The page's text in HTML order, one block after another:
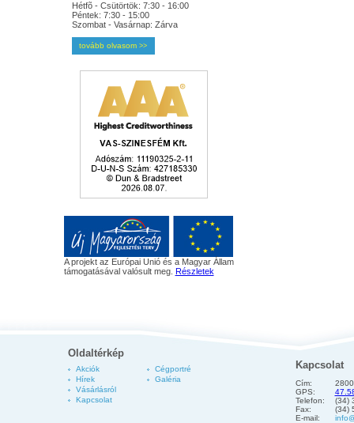
Hétfõ - Csütörtök: 7:30 - 16:00
Péntek: 7:30 - 15:00
Szombat - Vasárnap: Zárva
tovább olvasom >>
A projekt az Európai Unió és a Magyar Állam
támogatásával valósult meg. Részletek
Oldaltérkép
Akciók
Hírek
Vásárlásról
Kapcsolat
Cégportré
Galéria
Kapcsolat
Cím:
GPS:
Telefon:
(34)
Fax:
(34)
E-mail: